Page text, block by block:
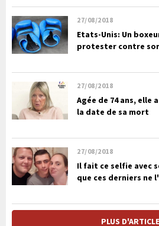
27/08/2018
Etats-Unis: Un
protester contre
27/08/2018
Agée de 74 ans, elle
la date de sa mort
27/08/2018
Il fait ce selfie avec
que ces derniers
PLUS